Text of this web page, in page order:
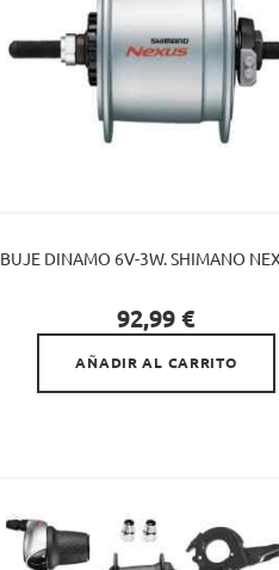
BUJE DINAMO 6V-3W. SHIMANO
Precio
92,99 €

AÑADIR AL CARRITO